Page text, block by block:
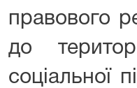
правового
до
соціальної